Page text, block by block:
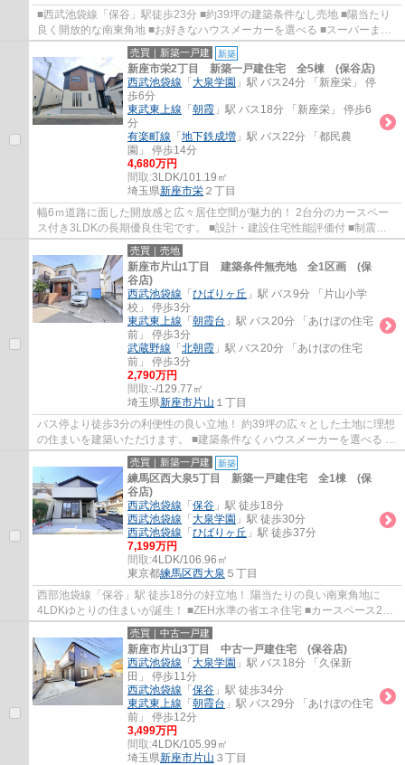
■西武池袋線「保谷」駅徒歩23分 ■約39坪の建築条件なし売地 ■陽当たり
良く開放的な南東角地 ■お好きなハウスメーカーを選べる ■スーパーまで
徒歩3分 ■公園が多く緑豊かな住宅地
売買｜新築一戸建 新築
新座市栄2丁目 新築一戸建住宅 全5棟 (保谷店)
西武池袋線 「 大泉学園 」駅 バス24分 「新座栄」 停
歩6分
東武東上線 「 朝霞 」駅 バス18分 「新座栄」 停歩6
分
有楽町線 「 地下鉄成増 」駅 バス22分 「都民農
園」 停歩14分
4,680万円
間取:3LDK/101.19㎡
埼玉県新座市栄 ２丁目
幅6ｍ道路に面した開放感と広々居住空間が魅力的！ 2台分のカースペー
ス付き3LDKの長期優良住宅です。 ■設計・建設住宅性能評価付 ■制震ダ
ンパー搭載 ■家事便利な水回り集中設計 ■LDK...
売買｜売地
新座市片山1丁目 建築条件無売地 全1区画 (保
谷店)
西武池袋線 「 ひばりヶ丘 」駅 バス9分 「片山小学
校」 停歩3分
東武東上線 「 朝霞台 」駅 バス20分 「あけぼの住宅
前」 停歩3分
武蔵野線 「 北朝霞 」駅 バス20分 「あけぼの住宅
前」 停歩3分
2,790万円
間取:-/129.77㎡
埼玉県新座市片山 １丁目
バス停より徒歩3分の利便性の良い立地！ 約39坪の広々とした土地に理想
の住まいを建築いただけます。 ■建築条件なくハウスメーカーを選べる ■
バス便充実し各方面へ好アクセス ■小学校...
売買｜新築一戸建 新築
練馬区西大泉5丁目 新築一戸建住宅 全1棟 (保
谷店)
西武池袋線 「 保谷 」駅 徒歩18分
西武池袋線 「 大泉学園 」駅 徒歩30分
西武池袋線 「 ひばりヶ丘 」駅 徒歩37分
7,199万円
間取:4LDK/106.96㎡
東京都練馬区西大泉 ５丁目
西部池袋線「保谷」駅 徒歩18分の好立地！ 陽当たりの良い南東角地に
4LDKゆとりの住まいが誕生！ ■ZEH水準の省エネ住宅 ■カースペース2台
分 ■家事便利な水回り集中設計 ■LDK19帖+対面...
売買｜中古一戸建
新座市片山3丁目 中古一戸建住宅 (保谷店)
西武池袋線 「 大泉学園 」駅 バス18分 「久保新
田」 停歩11分
西武池袋線 「 保谷 」駅 徒歩34分
東武東上線 「 朝霞台 」駅 バス29分 「あけぼの住宅
前」 停歩12分
3,499万円
間取:4LDK/105.99㎡
埼玉県新座市片山 ３丁目